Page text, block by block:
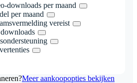
downloads per maand
per maand
vereist
Meer aankoopopties bekijken